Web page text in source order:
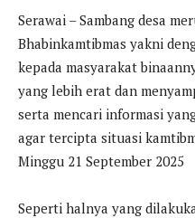
Serawai – Sambang desa
Bhabinkamtibmas yakni
kepada masyarakat
yang lebih erat dan
serta mencari informasi
agar tercipta situasi
Minggu 21 September 2025
Seperti halnya yang